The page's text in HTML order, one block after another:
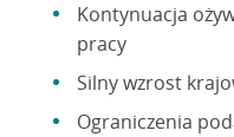
Kontynuacja
pracy
Silny wzrost
Ograniczenia